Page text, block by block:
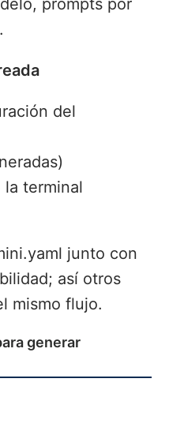
prompts por
del
terminal
junto con
así otros
mismo flujo.
generar